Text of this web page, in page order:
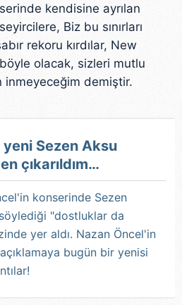
kendisine ayrılan
Biz bu sınırları
rekoru kırdılar, New
olacak, sizleri mutlu
demiştir.
yeni Sezen Aksu
çıkarıldım…
konserinde Sezen
"dostluklar da
yer aldı. Nazan Öncel'in
bugün bir yenisi